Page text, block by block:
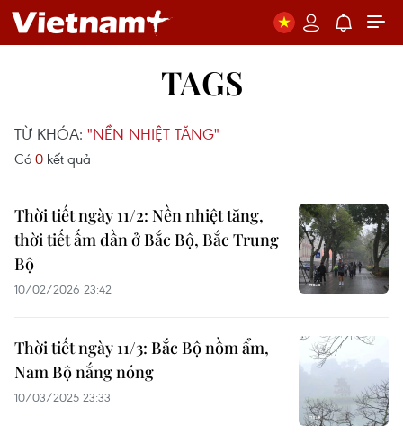
TAGS
TỪ KHÓA: "NỀN NHIỆT TĂNG"
Có 0 kết quả
Thời tiết ngày 11/2: Nền nhiệt tăng,
thời tiết ấm dần ở Bắc Bộ, Bắc Trung
Bộ
10/02/2026 23:42
Thời tiết ngày 11/3: Bắc Bộ nồm ẩm,
Nam Bộ nắng nóng
10/03/2025 23:33